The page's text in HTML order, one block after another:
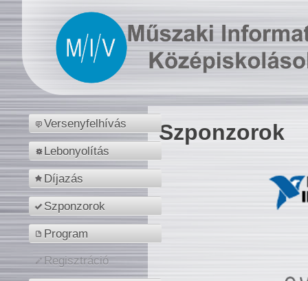
Versenyfelhívás
Lebonyolítás
Díjazás
Szponzorok
Program
Regisztráció
Szponzorok